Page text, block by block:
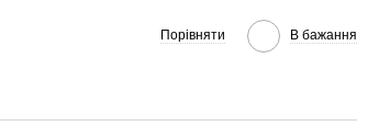
Порівняти В бажання